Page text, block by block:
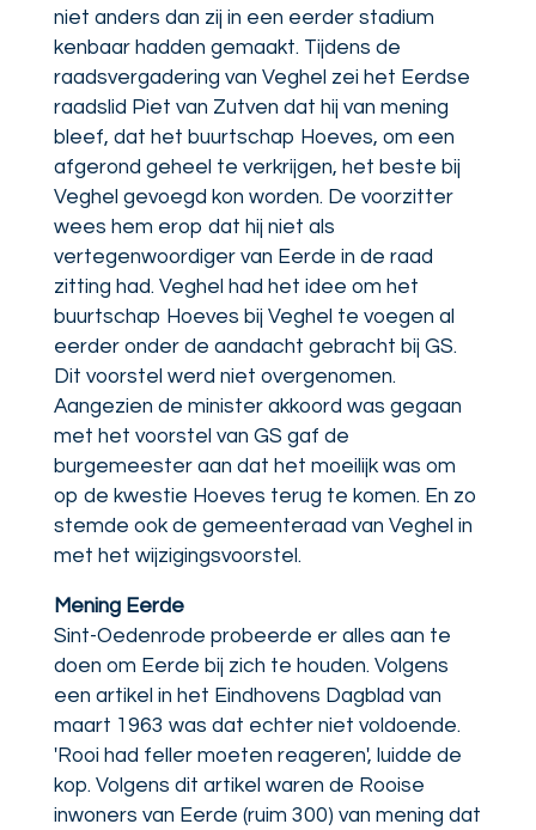
niet anders dan zij in een eerder stadium
kenbaar hadden gemaakt. Tijdens de
raadsvergadering van Veghel zei het Eerdse
raadslid Piet van Zutven dat hij van mening
bleef, dat het buurtschap Hoeves, om een
afgerond geheel te verkrijgen, het beste bij
Veghel gevoegd kon worden. De voorzitter
wees hem erop dat hij niet als
vertegenwoordiger van Eerde in de raad
zitting had. Veghel had het idee om het
buurtschap Hoeves bij Veghel te voegen al
eerder onder de aandacht gebracht bij GS.
Dit voorstel werd niet overgenomen.
Aangezien de minister akkoord was gegaan
met het voorstel van GS gaf de
burgemeester aan dat het moeilijk was om
op de kwestie Hoeves terug te komen. En zo
stemde ook de gemeenteraad van Veghel in
met het wijzigingsvoorstel.
Mening Eerde
Sint-Oedenrode probeerde er alles aan te
doen om Eerde bij zich te houden. Volgens
een artikel in het Eindhovens Dagblad van
maart 1963 was dat echter niet voldoende.
'Rooi had feller moeten reageren', luidde de
kop. Volgens dit artikel waren de Rooise
inwoners van Eerde (ruim 300) van mening dat